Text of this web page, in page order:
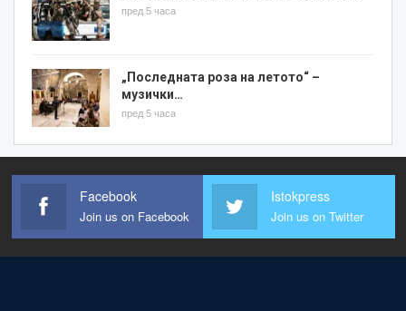
пред 5 часа
„Последната роза на летото“ –
музички…
пред 5 часа
Facebook
Join us on Facebook
Istokpress
Join us on Twitter